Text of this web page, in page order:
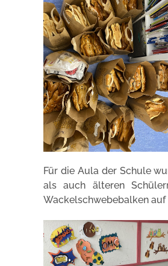
Für die Aula der Schule
als auch älteren
Wackelschwebebalken auf